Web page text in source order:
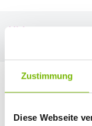
Zustimmung
Diese Webseite
Video
Sie müssen die
Crosstrainer
vielmehr um ein